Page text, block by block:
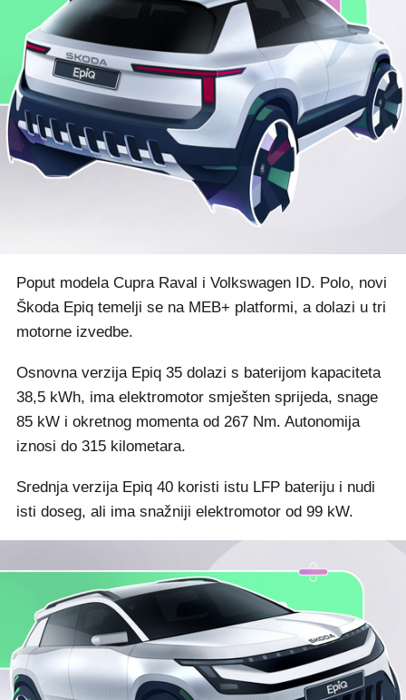
Poput modela Cupra Raval i Volkswagen ID. Polo, novi
Škoda Epiq temelji se na MEB+ platformi, a dolazi u tri
motorne izvedbe.
Osnovna verzija Epiq 35 dolazi s baterijom kapaciteta
38,5 kWh, ima elektromotor smješten sprijeda, snage
85 kW i okretnog momenta od 267 Nm. Autonomija
iznosi do 315 kilometara.
Srednja verzija Epiq 40 koristi istu LFP bateriju i nudi
isti doseg, ali ima snažniji elektromotor od 99 kW.